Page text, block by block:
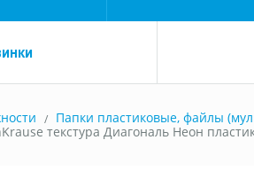
Папки пластиковые, файлы
текстура Диагональ Неон